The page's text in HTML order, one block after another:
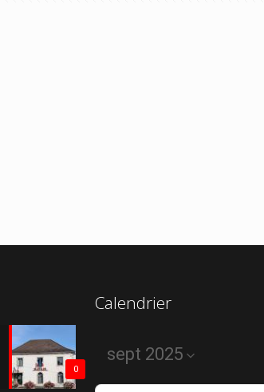
0
Calendrier